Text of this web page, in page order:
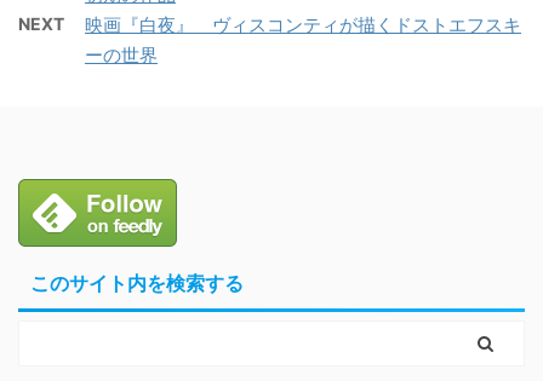
NEXT
映画『白夜』 ヴィスコンティが描くドストエフスキ
ーの世界
このサイト内を検索する